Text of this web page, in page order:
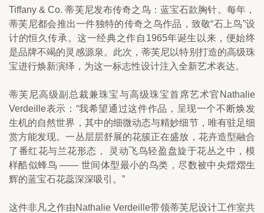
Tiffany & Co. 蒂芙尼发布传奇之鸟：蓝宝石款胸针。每年，
蒂芙尼都会推出一件独特的传奇之鸟作品，致敬“石上鸟”设
计的恒久传承。这一经典之作自1965年诞生以来，便始终
是品牌不竭的灵感源泉。此次，蒂芙尼以特别打造的高级珠
宝进行焕新演绎，为这一标志性设计注入全新艺术表达。
蒂芙尼高级副总裁兼珠宝与高级珠宝首席艺术官Nathalie
Verdeille表示：“我希望通过这件作品，呈现一个不断焕发
生机的自然世界，其中的细微动态与精妙细节，唯有驻足细
赏方能发现。一丛层层舒展的花簇正在盛放，花卉造型融合
了番红花与兰花形态， 灵动飞鸟轻盈盘旋于花丛之中，模
样酷似蜂鸟 —— 世间体型最小的鸟类，尽数被中央熠熠生
辉的蓝宝石花蕊深深吸引。”
这件非凡之作由Nathalie Verdeille带领蒂芙尼设计工作室共